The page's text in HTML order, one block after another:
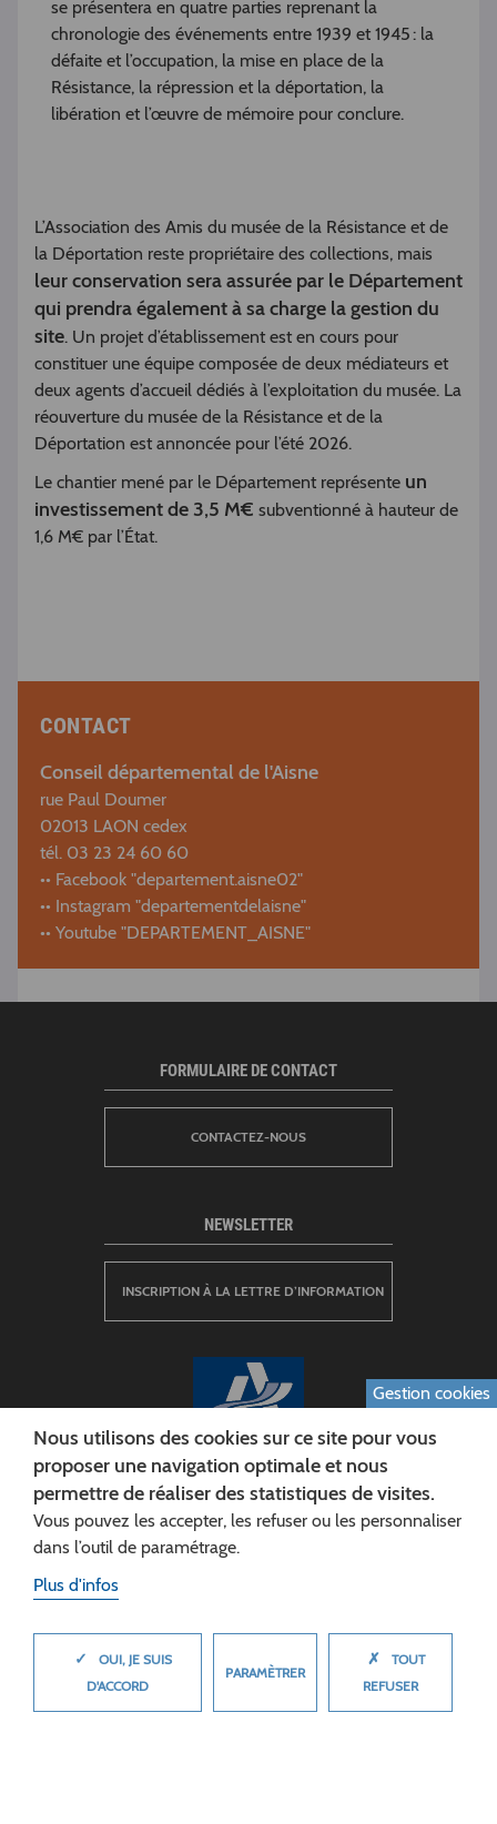
se présentera en quatre parties reprenant la
chronologie des événements entre 1939 et 1945 : la
défaite et l’occupation, la mise en place de la
Résistance, la répression et la déportation, la
libération et l’œuvre de mémoire pour conclure.
L’Association des Amis du musée de la Résistance et de
la Déportation reste propriétaire des collections, mais
leur conservation sera assurée par le Département
qui prendra également à sa charge la gestion du
site. Un projet d’établissement est en cours pour
constituer une équipe composée de deux médiateurs et
deux agents d’accueil dédiés à l’exploitation du musée. La
réouverture du musée de la Résistance et de la
Déportation est annoncée pour l’été 2026.
Le chantier mené par le Département représente un
investissement de 3,5 M€ subventionné à hauteur de
1,6 M€ par l’État.
CONTACT
Conseil départemental de l'Aisne
rue Paul Doumer
02013 LAON cedex
tél. 03 23 24 60 60
•• Facebook "departement.aisne02"
•• Instagram "departementdelaisne"
•• Youtube "DEPARTEMENT_AISNE"
CONSEIL DÉPARTEMENTAL DE L'AISNE
Siège :
FORMULAIRE DE CONTACT
CONTACTEZ-NOUS
NEWSLETTER
INSCRIPTION À LA LETTRE D’INFORMATION
Gestion cookies
Nous utilisons des cookies sur ce site pour vous
proposer une navigation optimale et nous
permettre de réaliser des statistiques de visites.
Vous pouvez les accepter, les refuser ou les personnaliser
dans l’outil de paramétrage.
Plus d'infos
✓
OUI, JE SUIS
D'ACCORD
PARAMÈTRER
✗
TOUT
REFUSER
MASQUER